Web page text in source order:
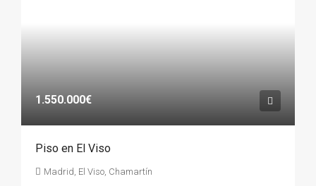
1.550.000€
Piso en El Viso
Madrid, El Viso, Chamartín